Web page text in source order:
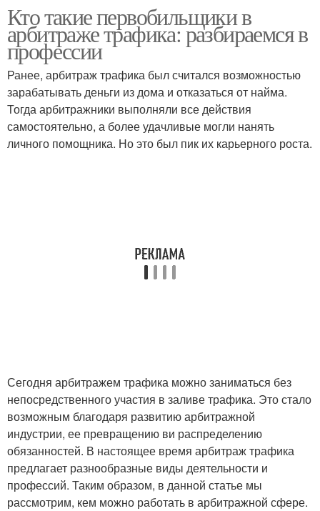
Кто такие первобильщики в
арбитраже трафика: разбираемся в
профессии
Ранее, арбитраж трафика был считался возможностью
зарабатывать деньги из дома и отказаться от найма.
Тогда арбитражники выполняли все действия
самостоятельно, а более удачливые могли нанять
личного помощника. Но это был пик их карьерного роста.
Сегодня арбитражем трафика можно заниматься без
непосредственного участия в заливе трафика. Это стало
возможным благодаря развитию арбитражной
индустрии, ее превращению ви распределению
обязанностей. В настоящее время арбитраж трафика
предлагает разнообразные виды деятельности и
профессий. Таким образом, в данной статье мы
рассмотрим, кем можно работать в арбитражной сфере.